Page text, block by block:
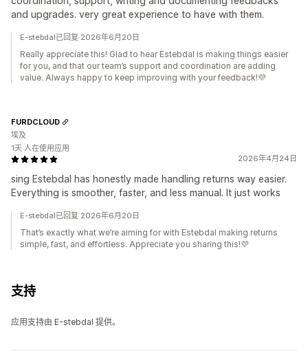
and upgrades. very great experience to have with them.
E-stebdal已回复 2026年6月20日
Really appreciate this! Glad to hear Estebdal is making things easier
for you, and that our team’s support and coordination are adding
value. Always happy to keep improving with your feedback!💜
2026年4月24日
sing Estebdal has honestly made handling returns way easier.
Everything is smoother, faster, and less manual. It just works
FURDCLOUD
埃及
1天 人在使用应用
E-stebdal已回复 2026年6月20日
That’s exactly what we’re aiming for with Estebdal making returns
simple, fast, and effortless. Appreciate you sharing this!💜
支持
应用支持由 E-stebdal 提供。